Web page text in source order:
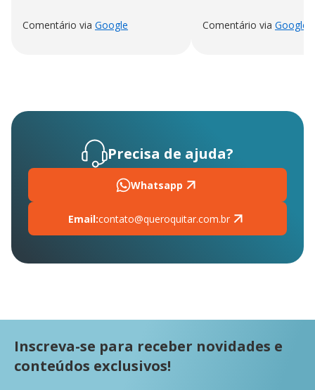
"impagável."
Comentário via Google Comentário via Google
Precisa de ajuda?
Whatsapp
Email:contato@queroquitar.com.br
Inscreva-se para receber novidades e
conteúdos exclusivos!